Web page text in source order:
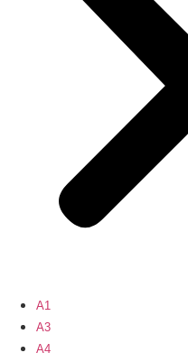
A1
A3
A4